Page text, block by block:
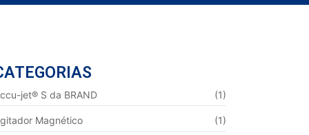
jet® S da BRAND (1)
Magnético (1)